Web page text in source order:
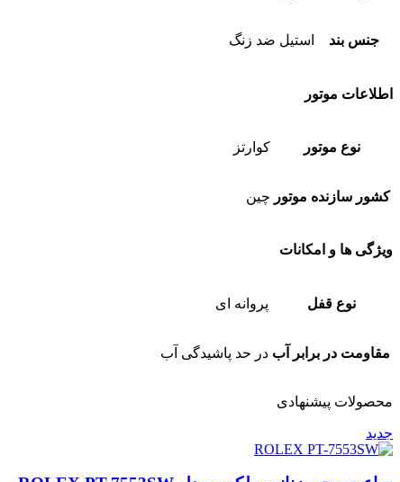
جنس بند استیل ضد زنگ
اطلاعات موتور
نوع موتور کوارتز
کشور سازنده موتور چین
ویژگی ها و امکانات
نوع قفل پروانه ای
مقاومت در برابر آب در حد پاشیدگی آب
محصولات پیشنهادی
جدید